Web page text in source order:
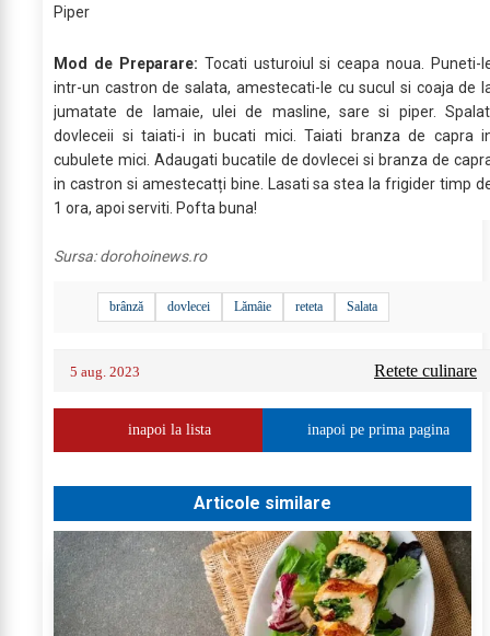
Piper
Mod de Preparare: Tocati usturoiul si ceapa noua. Puneti-
intr-un castron de salata, amestecati-le cu sucul si coaja de
jumatate de lamaie, ulei de masline, sare si piper.
dovleceii si taiati-i in bucati mici. Taiati branza de capra
cubulete mici. Adaugati bucatile de dovlecei si branza de
in castron si amestecatți bine. Lasati sa stea la frigider timp
1 ora, apoi serviti. Pofta buna!
Sursa:dorohoinews.ro
brânză dovlecei Lămâie reteta Salata
5 aug. 2023 Retete culinare
inapoi la lista inapoi pe prima pagina
Articole similare